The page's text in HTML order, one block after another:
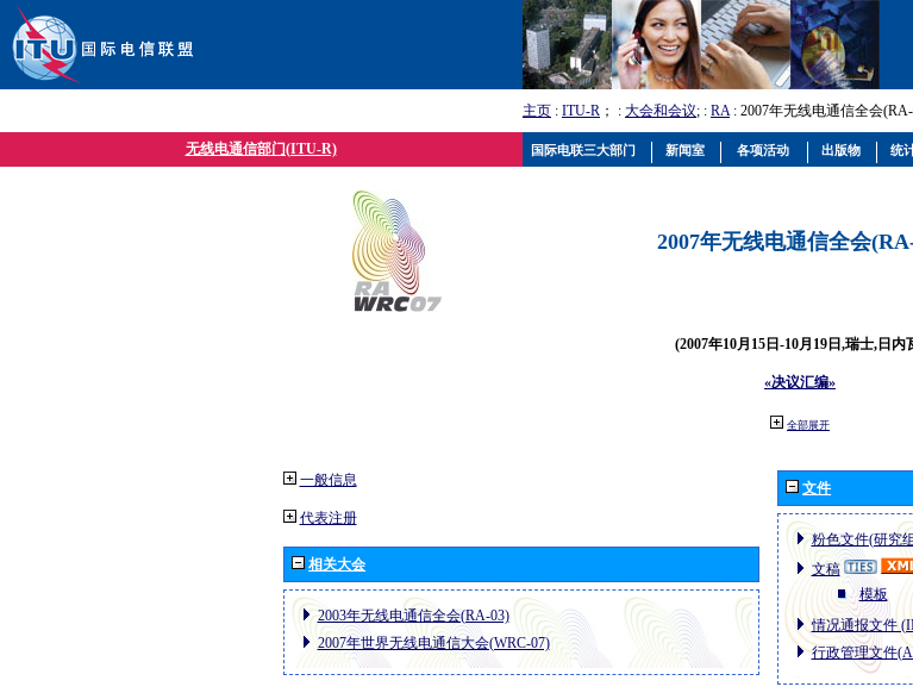
主页 : ITU-R ； : 大会和会议; : RA: 2007年无线电通信全会
无线电通信部门(ITU-R)
2007年无线电通信全会
(2007年10月15日-10月19日,瑞士,日内
«决议汇编»
全部展开
一般信息
代表注册
相关大会
2003年无线电通信全会(RA-03)
2007年世界无线电通信大会(WRC-07)
文件
粉色文件(研究
文稿
模板
情况通报文件
行政管理文件
国际电联三大部门 新闻室 各项活动 出版物 统